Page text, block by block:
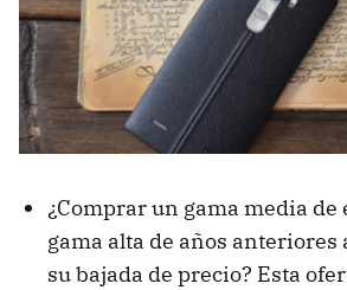
¿Comprar un gama media de
gama alta de años anteriores
su bajada de precio? Esta